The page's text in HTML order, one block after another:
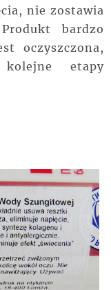
nie zostawia
bardzo
oczyszczona,
etapy